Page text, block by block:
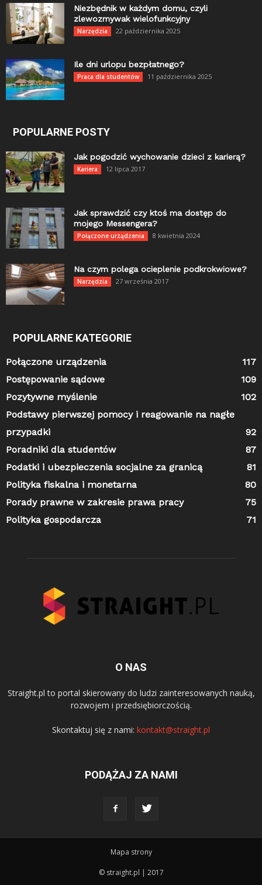
Niezbędnik w każdym domu, czyli
zlewozmywak wielofunkcyjny
Narzędzia 22 października 2025
Ile dni urlopu bezpłatnego?
Praca dla studentów 11 października 2025
POPULARNE POSTY
Jak pogodzić wychowanie dzieci z karierą?
Kariera 12 lipca 2017
Jak sprawdzić czy ktoś ma dostęp do
mojego Messengera?
Połączone urządzenia 8 kwietnia 2024
Na czym polega ocieplenie podkrokwiowe?
Narzędzia 27 września 2017
POPULARNE KATEGORIE
Połączone urządzenia
117
Postępowanie sądowe
109
Pozytywne myślenie
102
Podstawy pierwszej pomocy i reagowanie na nagłe
przypadki
92
Poradniki dla studentów
87
Podatki i ubezpieczenia socjalne za granicą
81
Polityka fiskalna i monetarna
80
Porady prawne w zakresie prawa pracy
75
Polityka gospodarcza
71
O NAS
Straight.pl to portal skierowany do ludzi zainteresowanych nauką,
rozwojem i przedsiębiorczością.
Skontaktuj się z nami: kontakt@straight.pl
PODĄŻAJ ZA NAMI
Mapa strony
© straight.pl | 2017